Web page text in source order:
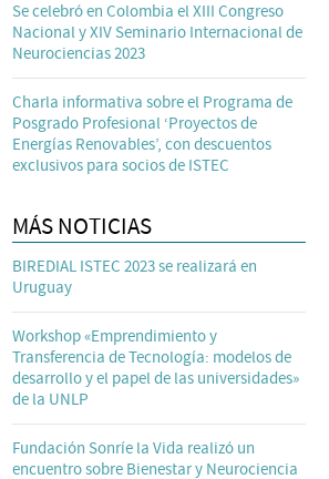
Se celebró en Colombia el XIII Congreso
Nacional y XIV Seminario Internacional de
Neurociencias 2023
Charla informativa sobre el Programa de
Posgrado Profesional ‘Proyectos de
Energías Renovables’, con descuentos
exclusivos para socios de ISTEC
MÁS NOTICIAS
BIREDIAL ISTEC 2023 se realizará en
Uruguay
Workshop «Emprendimiento y
Transferencia de Tecnología: modelos de
desarrollo y el papel de las universidades»
de la UNLP
Fundación Sonríe la Vida realizó un
encuentro sobre Bienestar y Neurociencia